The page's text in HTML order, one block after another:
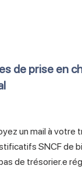
de prise
un mail à votre
SNCF de
de trésorier.e